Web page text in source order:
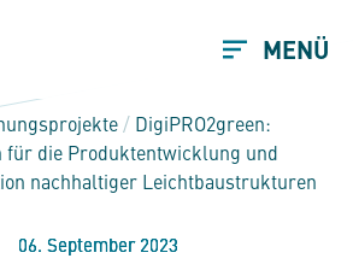
MENÜ
/ DigiPRO2green:
für die Produktentwicklung und
nachhaltiger Leichtbaustrukturen
06. September 2023